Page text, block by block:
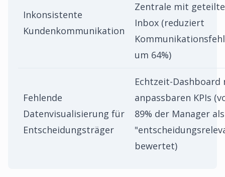
Inkonsistente
Kundenkommunikation
Zentrale mit
Inbox (reduziert
um 64%)
Fehlende
Datenvisualisierung für
Entscheidungsträger
Echtzeit-Dashboard
anpassbaren KPIs
89% der Manager als
bewertet)